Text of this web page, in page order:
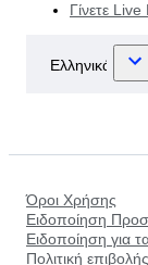
Γίνετε
Όροι Χρήσης
Ειδοποίηση
Ειδοποίηση για
Πολιτική